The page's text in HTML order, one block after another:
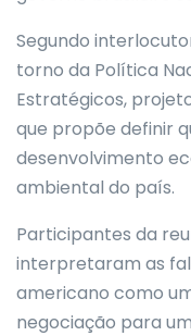
Segundo
torno da Política
Estratégicos,
que propõe definir
desenvolvimento
ambiental do país.
Participantes da
interpretaram as
americano como
negociação para